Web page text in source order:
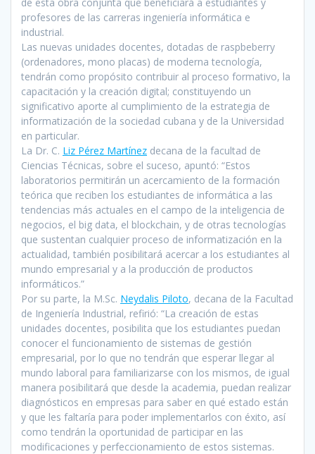
profesores de las carreras ingeniería informática e
industrial.
Las nuevas unidades docentes, dotadas de raspbeberry
(ordenadores, mono placas) de moderna tecnología,
tendrán como propósito contribuir al proceso formativo, la
capacitación y la creación digital; constituyendo un
significativo aporte al cumplimiento de la estrategia de
informatización de la sociedad cubana y de la Universidad
en particular.
La Dr. C. Liz Pérez Martínez decana de la facultad de
Ciencias Técnicas, sobre el suceso, apuntó: “Estos
laboratorios permitirán un acercamiento de la formación
teórica que reciben los estudiantes de informática a las
tendencias más actuales en el campo de la inteligencia de
negocios, el big data, el blockchain, y de otras tecnologías
que sustentan cualquier proceso de informatización en la
actualidad, también posibilitará acercar a los estudiantes al
mundo empresarial y a la producción de productos
informáticos.”
Por su parte, la M.Sc. Neydalis Piloto, decana de la Facultad
de Ingeniería Industrial, refirió: “La creación de estas
unidades docentes, posibilita que los estudiantes puedan
conocer el funcionamiento de sistemas de gestión
empresarial, por lo que no tendrán que esperar llegar al
mundo laboral para familiarizarse con los mismos, de igual
manera posibilitará que desde la academia, puedan realizar
diagnósticos en empresas para saber en qué estado están
y que les faltaría para poder implementarlos con éxito, así
como tendrán la oportunidad de participar en las
modificaciones y perfeccionamiento de estos sistemas.